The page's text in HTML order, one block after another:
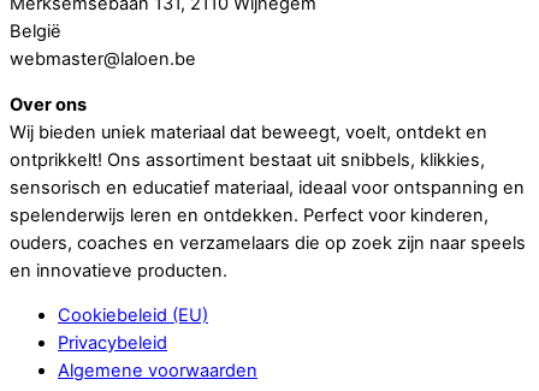
België
webmaster@laloen.be
Over ons
Wij bieden uniek materiaal dat beweegt, voelt, ontdekt en
ontprikkelt! Ons assortiment bestaat uit snibbels, klikkies,
sensorisch en educatief materiaal, ideaal voor ontspanning en
spelenderwijs leren en ontdekken. Perfect voor kinderen,
ouders, coaches en verzamelaars die op zoek zijn naar speels
en innovatieve producten.
Cookiebeleid (EU)
Privacybeleid
Algemene voorwaarden